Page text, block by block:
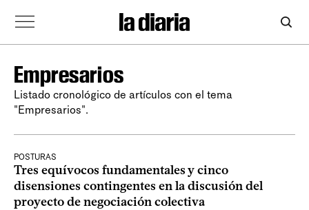
Empresarios
Listado cronológico de artículos con el tema
"Empresarios".
POSTURAS
Tres equívocos fundamentales y cinco
disensiones contingentes en la discusión del
proyecto de negociación colectiva